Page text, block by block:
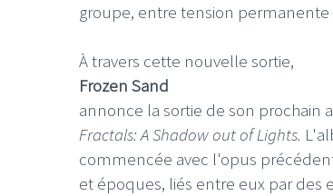
groupe, entre tension
À travers cette nouvelle sortie,
Frozen Sand
annonce la sortie de son prochain
Fractals: A Shadow out of Lights.
commencée avec l'opus
et époques, liés entre eux par